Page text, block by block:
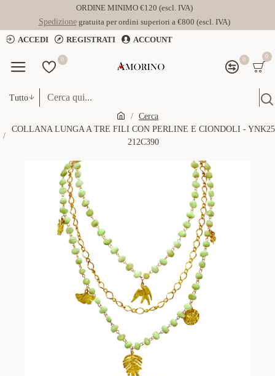
ORDINE MINIMO €120 (escl. IVA)
Spedizionegratuita per ordini superiori a €800 (escl. IVA)
ACCEDI
REGISTRATI ACCOUNT
0 0 0
Tutto
Cerca
COLLANA LUNGA A TRE FILI CON PERLINE E CIONDOLI - YNK25
212C390